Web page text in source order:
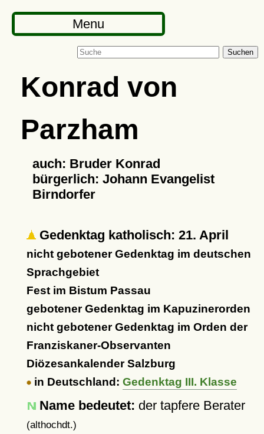
Menu
Suchen
Konrad von
Parzham
auch: Bruder Konrad
bürgerlich: Johann Evangelist
Birndorfer
Gedenktag katholisch: 21. April
nicht gebotener Gedenktag im deutschen
Sprachgebiet
Fest im Bistum Passau
gebotener Gedenktag im Kapuzinerorden
nicht gebotener Gedenktag im Orden der
Franziskaner-Observanten
Diözesankalender Salzburg
in Deutschland: Gedenktag III. Klasse
Name bedeutet: der tapfere Berater
(althochdt.)